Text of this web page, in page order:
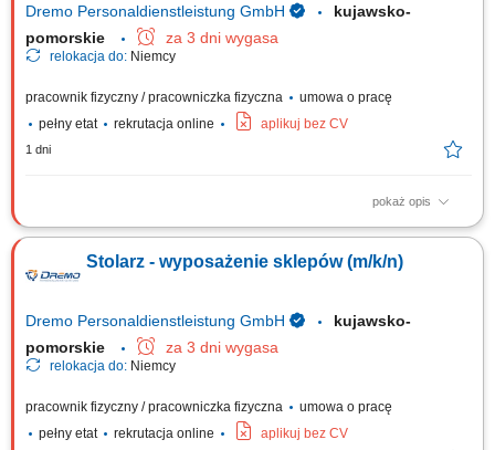
Dremo Personaldienstleistung GmbH
kujawsko-
pomorskie
za 3 dni wygasa
relokacja do: Niemcy
pracownik fizyczny / pracowniczka fizyczna
umowa o pracę
pełny etat
rekrutacja online aplikuj bez CV
1 dni
pokaż opis
Twoje zadania: Produkcja i montaż schodów drewnianych;
okien, drzwi oraz drewnianych elementów wykończeniowych; Obsługa
urządzeń wykorzystywanych przy obróbce drewna; Szlifowanie,
Stolarz - wyposażenie sklepów (m/k/n)
Dremo Personaldienstleistung GmbH
kujawsko-
pomorskie
za 3 dni wygasa
relokacja do: Niemcy
pracownik fizyczny / pracowniczka fizyczna
umowa o pracę
pełny etat
rekrutacja online aplikuj bez CV